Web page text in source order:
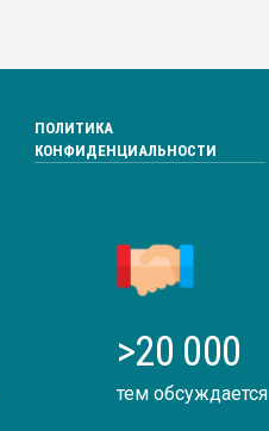
ПОЛИТИКА
КОНФИДЕНЦИАЛЬНОСТИ
>20 000
тем обсуждается